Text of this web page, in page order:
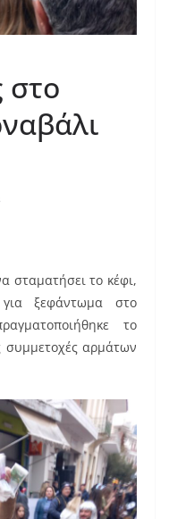
στο
σταματήσει το κέφι,
ξεφάντωμα στο
το
αρμάτων